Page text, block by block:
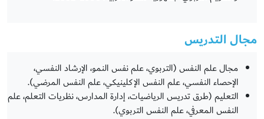
مجال التدريس
مجال علم النفس (التربوي، علم نفس النمو، الإرشاد النفسي،
الإحصاء النفسي، علم النفس الإكلينيكي، علم النفس المرضي).
التعليم (طرق تدريس الرياضيات، إدارة المدارس، نظريات التعلم، علم
النفس المعرفي، علم النفس التربوي).